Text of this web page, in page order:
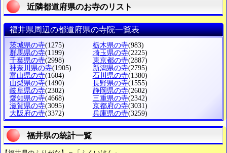
近隣都道府県のお寺のリスト
福井県周辺の都道府県の寺院一覧表
茨城県の寺(1275) 栃木県の寺(983)
群馬県の寺(1199) 埼玉県の寺(2225)
千葉県の寺(2998) 東京都の寺(2887)
神奈川県の寺(1905) 新潟県の寺(2795)
富山県の寺(1604) 石川県の寺(1380)
山梨県の寺(1490) 長野県の寺(1555)
岐阜県の寺(2302) 静岡県の寺(2602)
愛知県の寺(4668) 三重県の寺(2342)
滋賀県の寺(3095) 京都府の寺(3031)
大阪府の寺(3372) 兵庫県の寺(3259)
福井県の統計一覧